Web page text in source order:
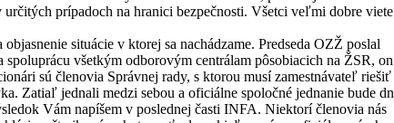
určitých prípadoch na hranici bezpečnosti. Všetci veľmi dobre
objasnenie situácie v ktorej sa nachádzame. Predseda OZŽ poslal
spoluprácu všetkým odborovým centrálam pôsobiacich na ŽSR, on
sú členovia Správnej rady, s ktorou musí zamestnávateľ riešiť
Zatiaľ jednali medzi sebou a oficiálne spoločné jednanie bude
Vám napíšem v poslednej časti INFA. Niektorí členovia nás